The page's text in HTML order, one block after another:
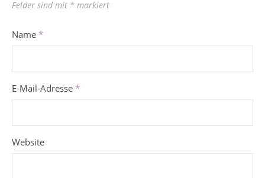
Felder sind mit * markiert
Name *
E-Mail-Adresse *
Website